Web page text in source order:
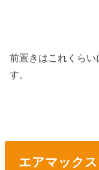
前置きはこれくらい
す。
エアマック